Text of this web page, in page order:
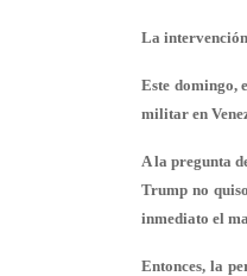
La
Este domingo,
militar en
A la pregunta
Trump no
inmediato el
Entonces, la